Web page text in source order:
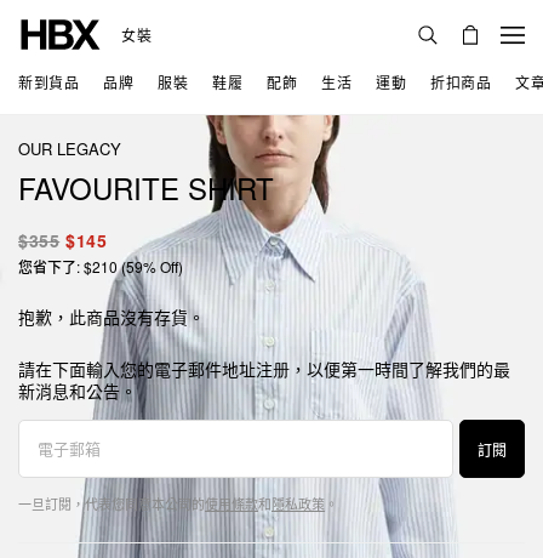
女裝
新到貨品 品牌 服裝 鞋履 配飾 生活 運動 折扣商品 文
OUR LEGACY
FAVOURITE SHIRT
$355 $145
您省下了: $210 (59% Off)
抱歉，此商品沒有存貨。
請在下面輸入您的電子郵件地址注册，以便第一時間了解我們的最
新消息和公告。
訂閱
一旦訂閱，代表您同意本公司的使用條款和隱私政策 。